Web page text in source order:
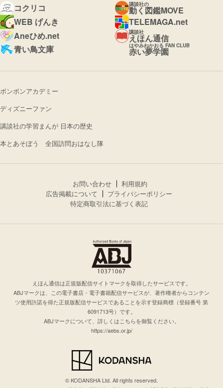
コクリコ
講談社の
動く図鑑MOVE
WEB げんき
TELEMAGA.net
Aneひめ.net
講談社
えほん通信
青い鳥文庫
はやみねかおる FAN CLUB
赤い夢学園
ボンボンアカデミー
ディズニーファン
講談社の学習まんが 日本の歴史
本とあそぼう 全国訪問おはなし隊
お問い合わせ
利用規約
広告掲載について
プライバシーポリシー
特定商取引法に基づく表記
えほん通信は正規版配信サイトマークを取得したサービスです。
ABJマークは、この電子書店・電子書籍配信サービスが、著作権者からコンテン
ツ使用許諾を得た正規版配信サービスであることを示す登録商標（登録番号 第
6091713号）です。
ABJマークについて、詳しくはこちらを御覧ください。
https://aebs.or.jp/
© KODANSHA Ltd. All rights reserved.